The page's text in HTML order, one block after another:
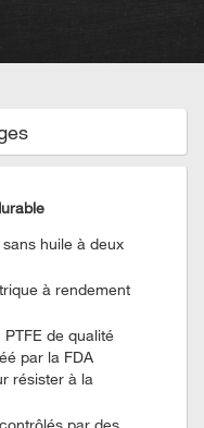
huile à deux
à rendement
de qualité
par la FDA
résister à la